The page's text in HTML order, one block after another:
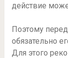
действие
Поэтому
обязательно
Для этого